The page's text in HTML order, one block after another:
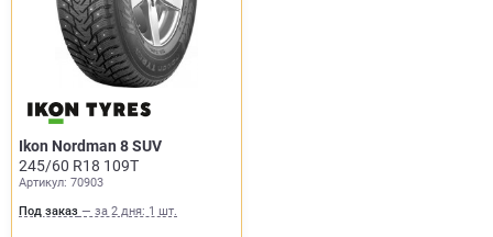
Ikon Nordman 8 SUV
245/60 R18 109T
Артикул: 70903
Под заказ — за 2 дня: 1 шт.